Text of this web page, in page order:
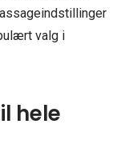
valg i
hele